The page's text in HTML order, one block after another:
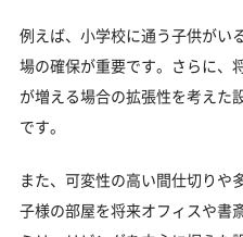
例えば、小学校に通う子供がい
場の確保が重要です。さらに、
が増える場合の拡張性を考えた
です。
また、可変性の高い間仕切りや
子様の部屋を将来オフィスや書